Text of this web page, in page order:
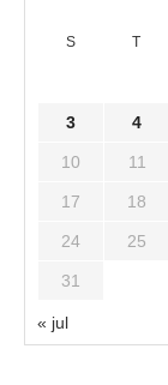
S T
3 4
10 11
17 18
24 25
31
« jul